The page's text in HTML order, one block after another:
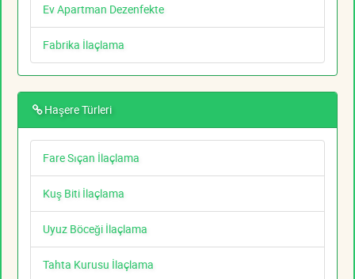
Ev Apartman Dezenfekte
Fabrika İlaçlama
Haşere Türleri
Fare Sıçan İlaçlama
Kuş Biti İlaçlama
Uyuz Böceği İlaçlama
Tahta Kurusu İlaçlama